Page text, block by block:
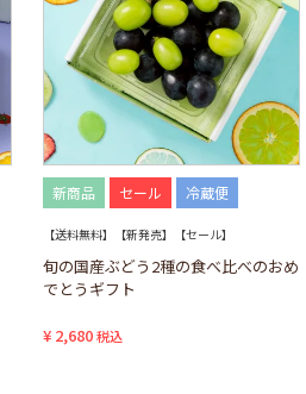
新商品 セール 冷蔵便
【送料無料】【新発売】【セール】
旬の国産ぶどう2種の食べ比べのおめ
でとうギフト
¥ 2,680 税込